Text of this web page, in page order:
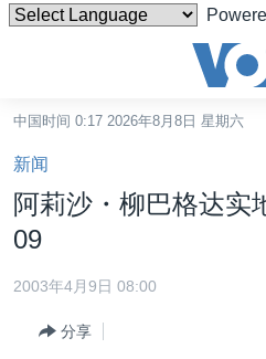
碍
链
接
跳
转
内
国际
中国时间 0:17 2026年8月8日 星期六
新闻
阿莉沙・柳巴格达实
09
2003年4月9日 08:00
分享